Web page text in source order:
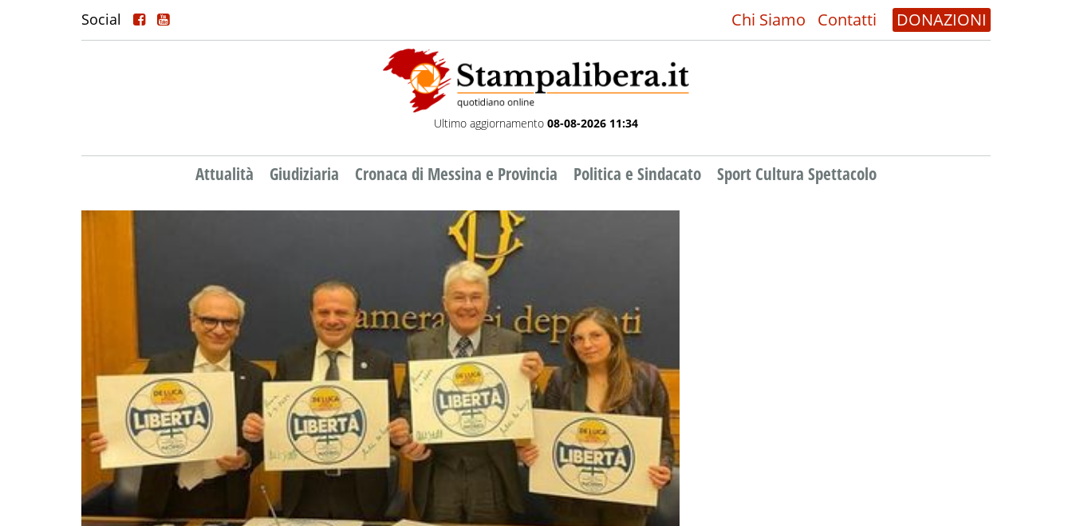
Social Chi Siamo Contatti DONAZIONI
Ultimo aggiornamento 08-08-2026 11:34
Attualità Giudiziaria Cronaca di Messina e Provincia Politica e Sindacato Sport Cultura Spettacolo